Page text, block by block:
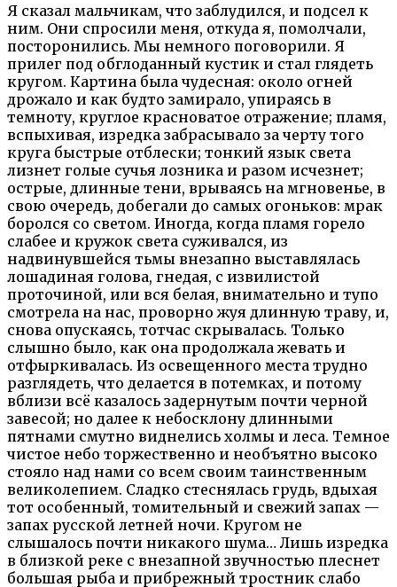
Я сказал мальчикам, что заблудился, и подсел к
ним. Они спросили меня, откуда я, помолчали,
посторонились. Мы немного поговорили. Я
прилег под обглоданный кустик и стал глядеть
кругом. Картина была чудесная: около огней
дрожало и как будто замирало, упираясь в
темноту, круглое красноватое отражение; пламя,
вспыхивая, изредка забрасывало за черту того
круга быстрые отблески; тонкий язык света
лизнет голые сучья лозника и разом исчезнет;
острые, длинные тени, врываясь на мгновенье, в
свою очередь, добегали до самых огоньков: мрак
боролся со светом. Иногда, когда пламя горело
слабее и кружок света суживался, из
надвинувшейся тьмы внезапно выставлялась
лошадиная голова, гнедая, с извилистой
проточиной, или вся белая, внимательно и тупо
смотрела на нас, проворно жуя длинную траву, и,
снова опускаясь, тотчас скрывалась. Только
слышно было, как она продолжала жевать и
отфыркивалась. Из освещенного места трудно
разглядеть, что делается в потемках, и потому
вблизи всё казалось задернутым почти черной
завесой; но далее к небосклону длинными
пятнами смутно виднелись холмы и леса. Темное
чистое небо торжественно и необъятно высоко
стояло над нами со всем своим таинственным
великолепием. Сладко стеснялась грудь, вдыхая
тот особенный, томительный и свежий запах —
запах русской летней ночи. Кругом не
слышалось почти никакого шума… Лишь изредка
в близкой реке с внезапной звучностью плеснет
большая рыба и прибрежный тростник слабо